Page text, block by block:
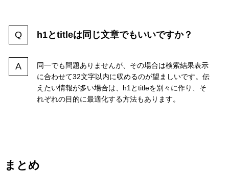
h1とtitleは同じ文章でもいいですか？
同一でも問題ありませんが、その場合は検索結果表示
に合わせて32文字以内に収めるのが望ましいです。伝
えたい情報が多い場合は、h1とtitleを別々に作り、そ
れぞれの目的に最適化する方法もあります。
まとめ